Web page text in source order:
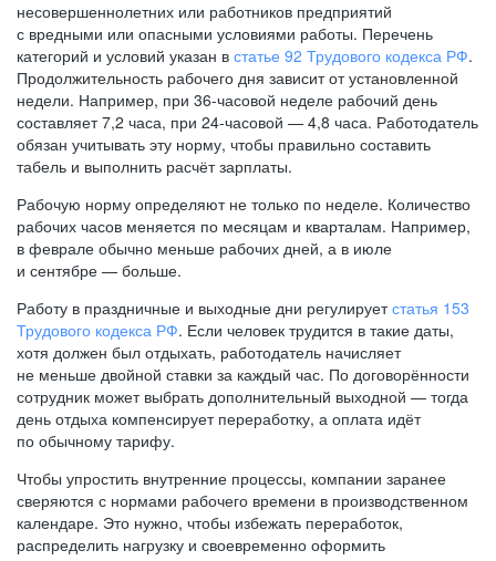
несовершеннолетних или работников предприятий
с вредными или опасными условиями работы. Перечень
категорий и условий указан в статье 92 Трудового кодекса РФ.
Продолжительность рабочего дня зависит от установленной
недели. Например, при 36-часовой неделе рабочий день
составляет 7,2 часа, при 24-часовой — 4,8 часа. Работодатель
обязан учитывать эту норму, чтобы правильно составить
табель и выполнить расчёт зарплаты.
Рабочую норму определяют не только по неделе. Количество
рабочих часов меняется по месяцам и кварталам. Например,
в феврале обычно меньше рабочих дней, а в июле
и сентябре — больше.
Работу в праздничные и выходные дни регулируетстатья 153
Трудового кодекса РФ. Если человек трудится в такие даты,
хотя должен был отдыхать, работодатель начисляет
не меньше двойной ставки за каждый час. По договорённости
сотрудник может выбрать дополнительный выходной — тогда
день отдыха компенсирует переработку, а оплата идёт
по обычному тарифу.
Чтобы упростить внутренние процессы, компании заранее
сверяются с нормами рабочего времени в производственном
календаре. Это нужно, чтобы избежать переработок,
распределить нагрузку и своевременно оформить